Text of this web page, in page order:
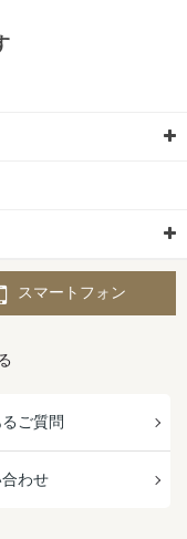
スマートフォン
ご質問
わせ